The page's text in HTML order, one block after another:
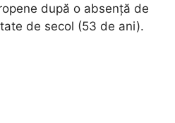
după o absență de
de secol (53 de ani).